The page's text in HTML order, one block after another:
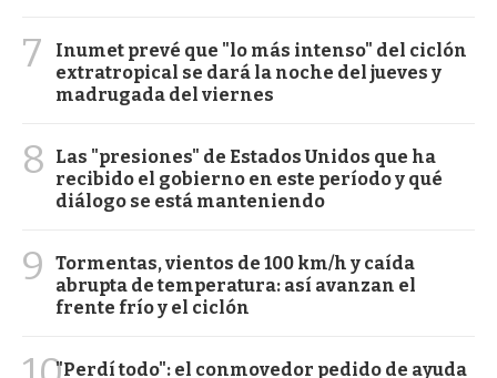
7
Inumet prevé que "lo más intenso" del ciclón
extratropical se dará la noche del jueves y
madrugada del viernes
8
Las "presiones" de Estados Unidos que ha
recibido el gobierno en este período y qué
diálogo se está manteniendo
9
Tormentas, vientos de 100 km/h y caída
abrupta de temperatura: así avanzan el
frente frío y el ciclón
"Perdí todo": el conmovedor pedido de ayuda